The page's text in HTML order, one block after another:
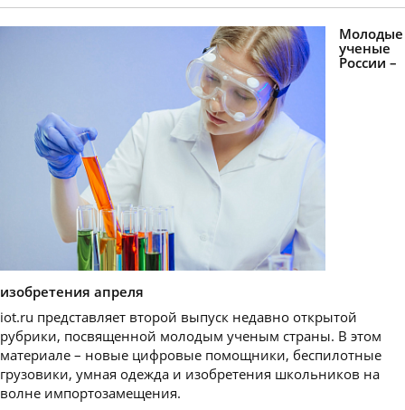
Молодые
ученые
России –
изобретения апреля
iot.ru представляет второй выпуск недавно открытой
рубрики, посвященной молодым ученым страны. В этом
материале – новые цифровые помощники, беспилотные
грузовики, умная одежда и изобретения школьников на
волне импортозамещения.